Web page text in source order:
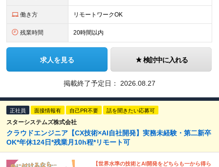
働き方 リモートワークOK
残業時間 20時間以内
求人を見る 検討中に入れる
掲載終了予定日： 2026.08.27
正社員 面接情報有 自己PR不要 話を聞きたい応募可
スターシステムズ株式会社
クラウドエンジニア【CX技術×AI自社開発】実務未経験・第二新卒
OK*年休124日*残業月10h程*リモート可
【世界水準の技術とAI開発をどちらも一から得ら